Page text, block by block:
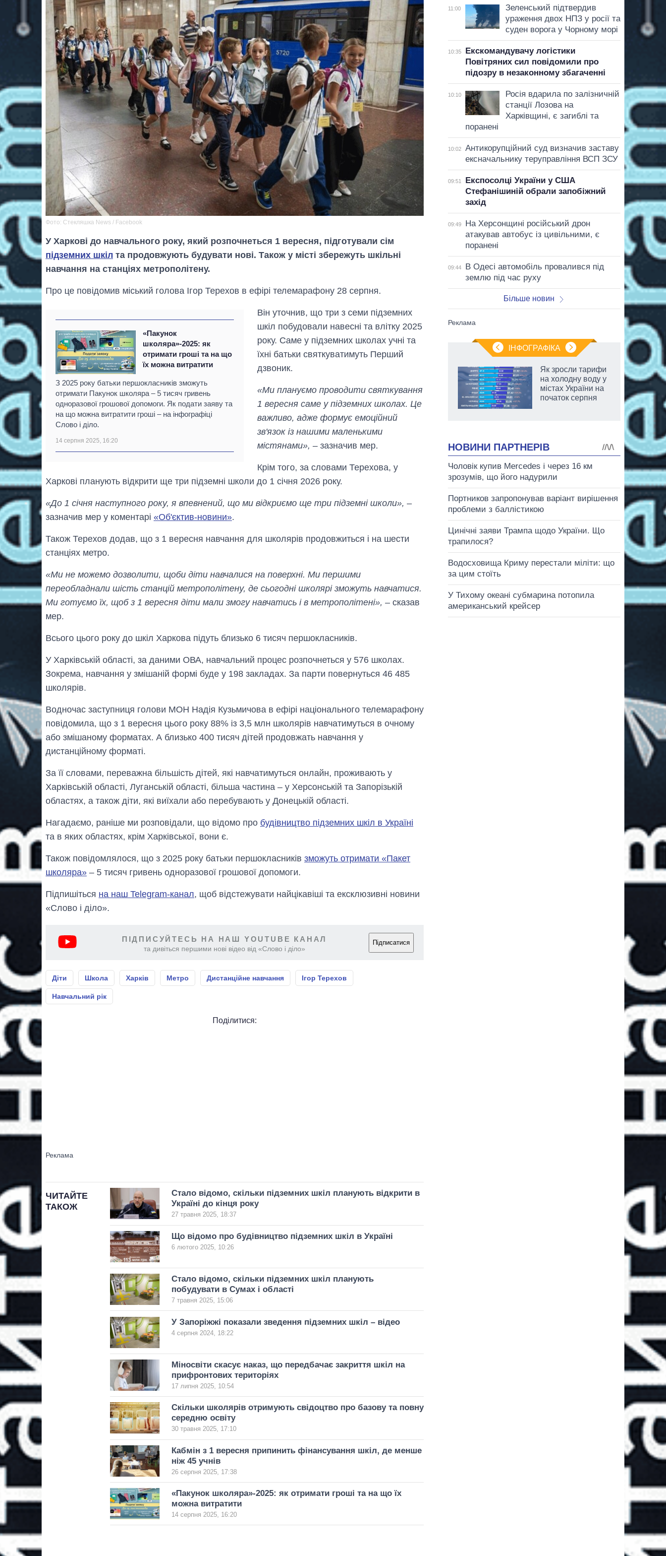
Фото: Стекляшка News / Facebook
У Харкові до навчального року, який розпочнеться 1 вересня, підготували сім
підземних шкіл та продовжують будувати нові. Також у місті збережуть шкільні
навчання на станціях метрополітену.
Про це повідомив міський голова Ігор Терехов в ефірі телемарафону 28 серпня.
«Пакунок
школяра»-2025: як
отримати гроші та на що
їх можна витратити
З 2025 року батьки першокласників зможуть
отримати Пакунок школяра – 5 тисяч гривень
одноразової грошової допомоги. Як подати заяву та
на що можна витратити гроші – на інфографіці
Слово і діло.
14 серпня 2025, 16:20
Він уточнив, що три з семи підземних
шкіл побудовали навесні та влітку 2025
року. Саме у підземних школах учні та
їхні батьки святкуватимуть Перший
дзвоник.
«Ми плануємо проводити святкування
1 вересня саме у підземних школах. Це
важливо, адже формує емоційний
зв'язок із нашими маленькими
містянами», – зазначив мер.
Крім того, за словами Терехова, у
Харкові планують відкрити ще три підземні школи до 1 січня 2026 року.
«До 1 січня наступного року, я впевнений, що ми відкриємо ще три підземні школи», –
зазначив мер у коментарі «Об'єктив-новини».
Також Терехов додав, що з 1 вересня навчання для школярів продовжиться і на шести
станціях метро.
«Ми не можемо дозволити, щоби діти навчалися на поверхні. Ми першими
переобладнали шість станцій метрополітену, де сьогодні школярі зможуть навчатися.
Ми готуємо їх, щоб з 1 вересня діти мали змогу навчатись і в метрополітені», – сказав
мер.
Всього цього року до шкіл Харкова підуть близько 6 тисяч першокласників.
У Харківській області, за даними ОВА, навчальний процес розпочнеться у 576 школах.
Зокрема, навчання у змішаній формі буде у 198 закладах. За парти повернуться 46 485
школярів.
Водночас заступниця голови МОН Надія Кузьмичова в ефірі національного телемарафону
повідомила, що з 1 вересня цього року 88% із 3,5 млн школярів навчатимуться в очному
або змішаному форматах. А близько 400 тисяч дітей продовжать навчання у
дистанційному форматі.
За її словами, переважна більшість дітей, які навчатимуться онлайн, проживають у
Харківській області, Луганській області, більша частина – у Херсонській та Запорізькій
областях, а також діти, які виїхали або перебувають у Донецькій області.
Нагадаємо, раніше ми розповідали, що відомо про будівництво підземних шкіл в Україні
та в яких областях, крім Харківської, вони є.
Також повідомлялося, що з 2025 року батьки першокласників зможуть отримати «Пакет
школяра» – 5 тисяч гривень одноразової грошової допомоги.
Підпишіться на наш Telegram-канал, щоб відстежувати найцікавіші та ексклюзивні новини
«Слово і діло».
ПІДПИСУЙТЕСЬ НА НАШ YOUTUBE КАНАЛ
та дивіться першими нові відео від «Слово і діло»
Підписатися
Діти Школа Харків Метро Дистанційне навчання Ігор Терехов
Навчальний рік
Поділитися:
ЧИТАЙТЕ
ТАКОЖ
Стало відомо, скільки підземних шкіл планують відкрити в
Україні до кінця року
27 травня 2025, 18:37
Що відомо про будівництво підземних шкіл в Україні
6 лютого 2025, 10:26
Стало відомо, скільки підземних шкіл планують
побудувати в Сумах і області
7 травня 2025, 15:06
У Запоріжжі показали зведення підземних шкіл – відео
4 серпня 2024, 18:22
Міносвіти скасує наказ, що передбачає закриття шкіл на
прифронтових територіях
17 липня 2025, 10:54
Скільки школярів отримують свідоцтво про базову та повну
середню освіту
30 травня 2025, 17:10
Кабмін з 1 вересня припинить фінансування шкіл, де менше
ніж 45 учнів
26 серпня 2025, 17:38
«Пакунок школяра»-2025: як отримати гроші та на що їх
можна витратити
14 серпня 2025, 16:20
11:00
Зеленський підтвердив
ураження двох НПЗ у росії та
суден ворога у Чорному морі
10:35
Екскомандувачу логістики
Повітряних сил повідомили про
підозру в незаконному збагаченні
10:10
Росія вдарила по залізничній
станції Лозова на
Харківщині, є загиблі та
поранені
10:02
Антикорупційний суд визначив заставу
ексначальнику теруправління ВСП ЗСУ
09:51
Експосолці України у США
Стефанішиній обрали запобіжний
захід
09:49
На Херсонщині російський дрон
атакував автобус із цивільними, є
поранені
09:44
В Одесі автомобіль провалився під
землю під час руху
Більше новин
ІНФОГРАФІКА
за літо: Київ та
область стали
головною ціллю
рф
Як зросли тарифи
на холодну воду у
містах України на
початок серпня